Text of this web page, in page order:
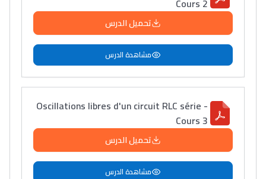
Cours 2
تحميل الدرس
مشاهدة الدرس
Oscillations libres d'un circuit RLC série -
Cours 3
تحميل الدرس
مشاهدة الدرس